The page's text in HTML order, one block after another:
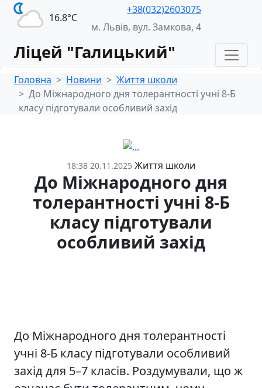
16.8°С
+38(032)2603075
м. Львів, вул. Замкова, 4
Ліцей "Галицький"
Головна Новини
Життя школи
До Міжнародного дня толерантності учні 8-Б
класу підготували особливий захід
18:38 20.11.2025 Життя школи
До Міжнародного дня
толерантності учні 8-Б
класу підготували
особливий захід
До Міжнародного дня толерантності
учні 8-Б класу підготували особливий
захід для 5–7 класів. Роздумували, що ж